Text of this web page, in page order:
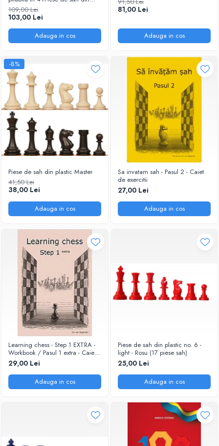
plastic no. 6 - weighted
109,00 Lei
103,00 Lei
Adauga in cos
81,00 Lei
Adauga in cos
-8%
Piese de sah din plastic Master
41,50 Lei
38,00 Lei
Adauga in cos
Sa invatam sah - Pasul 2 - Caiet
de exercitii
27,00 Lei
Adauga in cos
Learning chess - Step 1 EXTRA -
Workbook / Pasul 1 extra - Caiet
de exercitii
29,00 Lei
Adauga in cos
Piese de sah din plastic no. 6 -
light - Rosu (17 piese sah)
25,00 Lei
Adauga in cos